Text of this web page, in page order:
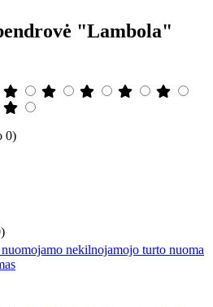
"Lambola"
0)
nekilnojamojo turto nuoma